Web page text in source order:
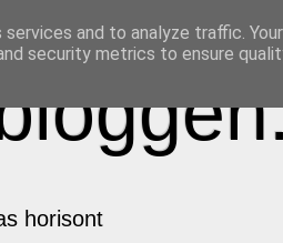
horisont
and to analyze traffic.
security metrics to ensure